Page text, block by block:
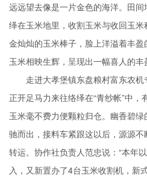
远远望去像是一片金色的海洋。田
绎在玉米地里，收割玉米与收回玉
金灿灿的玉米棒子，脸上洋溢着丰
玉米相映生辉，呈现出一幅喜人的丰
走进大孝堡镇东盘粮村富东农机
正开足马力来往络绎在“青纱帐”中
玉米毫不费力便颗粒归仓。幽香碧
驰而出，接料车紧跟这以后，源源
转运。协作社负责人范忠说：“本年
入，又新置办了4台玉米收割机，新